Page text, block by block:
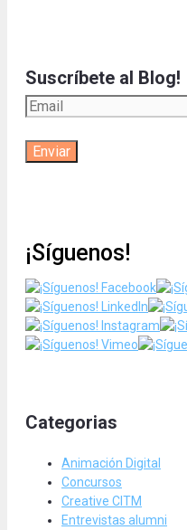
Suscríbete al Blog!
¡Síguenos!
Categorias
Animación Digital
Concursos
Creative CITM
Entrevistas alumni